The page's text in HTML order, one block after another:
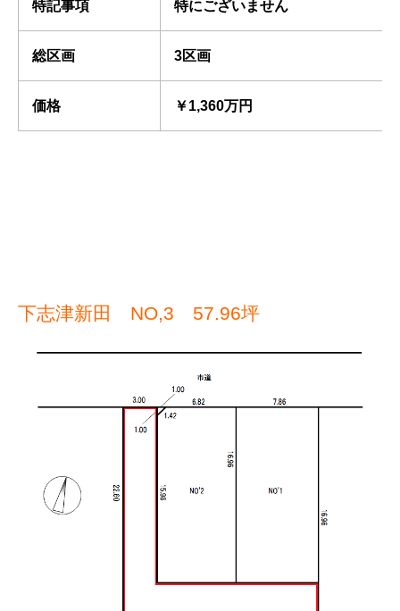
特記事項 特にございません
総区画 3区画
価格 ￥1,360万円
下志津新田 NO,3 57.96坪